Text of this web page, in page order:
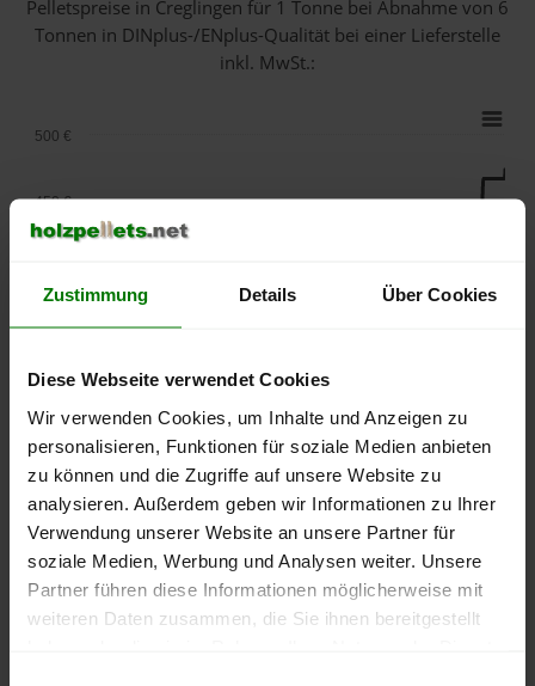
Zustimmung Details Über Cookies
Diese Webseite verwendet Cookies
Wir verwenden Cookies, um Inhalte und Anzeigen zu
personalisieren, Funktionen für soziale Medien anbieten
zu können und die Zugriffe auf unsere Website zu
analysieren. Außerdem geben wir Informationen zu Ihrer
Verwendung unserer Website an unsere Partner für
soziale Medien, Werbung und Analysen weiter. Unsere
Partner führen diese Informationen möglicherweise mit
weiteren Daten zusammen, die Sie ihnen bereitgestellt
Pelletspreise in Creglingen für 1 Tonne bei Abnahmevon 6
Tonnen in DINplus-/ENplus-Qualität bei einer Lieferstelle
inkl. MwSt.:
lose Ware Sackware
September
2025
Januar
2026
Mai
2026
250 €
350 €
450 €
500 €
Die aktuelle Preisentwicklung für Holzpellets in Deutschland
können Sie jederzeit auf unsererPelletspreise-Seite